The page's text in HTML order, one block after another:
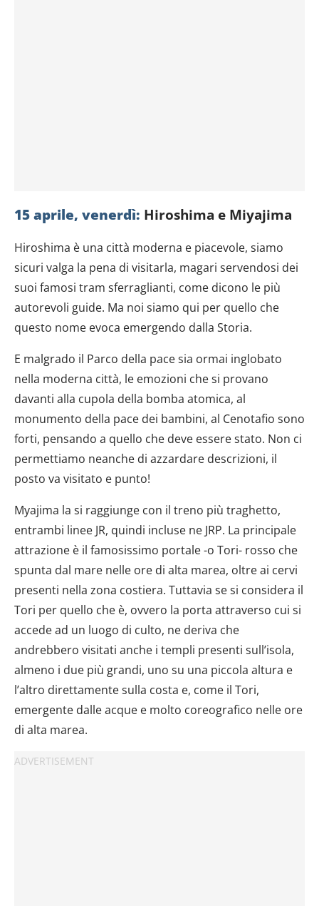
15 aprile, venerdì: Hiroshima e Miyajima
Hiroshima è una città moderna e piacevole, siamo
sicuri valga la pena di visitarla, magari servendosi dei
suoi famosi tram sferraglianti, come dicono le più
autorevoli guide. Ma noi siamo qui per quello che
questo nome evoca emergendo dalla Storia.
E malgrado il Parco della pace sia ormai inglobato
nella moderna città, le emozioni che si provano
davanti alla cupola della bomba atomica, al
monumento della pace dei bambini, al Cenotafio sono
forti, pensando a quello che deve essere stato. Non ci
permettiamo neanche di azzardare descrizioni, il
posto va visitato e punto!
Myajima la si raggiunge con il treno più traghetto,
entrambi linee JR, quindi incluse ne JRP. La principale
attrazione è il famosissimo portale -o Tori- rosso che
spunta dal mare nelle ore di alta marea, oltre ai cervi
presenti nella zona costiera. Tuttavia se si considera il
Tori per quello che è, ovvero la porta attraverso cui si
accede ad un luogo di culto, ne deriva che
andrebbero visitati anche i templi presenti sull’isola,
almeno i due più grandi, uno su una piccola altura e
l’altro direttamente sulla costa e, come il Tori,
emergente dalle acque e molto coreografico nelle ore
di alta marea.